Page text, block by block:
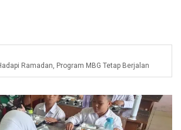
Ramadan, Program MBG Tetap Berjalan